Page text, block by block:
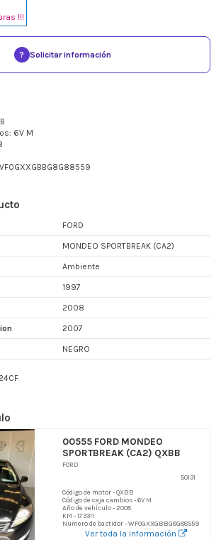
!!!
? Solicitar información
6V M
FORD
MONDEO SPORTBREAK (CA2)
Ambiente
1997
2008
2007
NEGRO
00555 FORD MONDEO
SPORTBREAK (CA2) QXBB
FORD
50131
Código de motor - QXBB
Código de caja cambios - 6V M
Año de vehículo - 2008
KM - 173311
Numero de bastidor - WF0GXXGBBG8G88559
Ver toda la información